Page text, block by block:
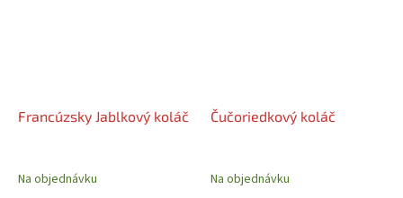
Francúzsky Jablkový koláč
Na objednávku
Čučoriedkový koláč
Na objednávku